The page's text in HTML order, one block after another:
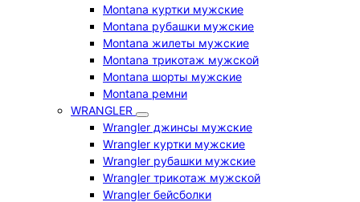
Montana куртки мужские
Montana рубашки мужские
Montana жилеты мужские
Montana трикотаж мужской
Montana шорты мужские
Montana ремни
WRANGLER
Wrangler джинсы мужские
Wrangler куртки мужские
Wrangler рубашки мужские
Wrangler трикотаж мужской
Wrangler бейсболки